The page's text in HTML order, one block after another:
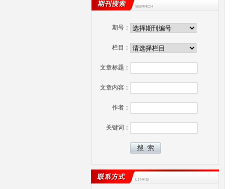
期号：
栏目：
文章标题：
文章内容：
作者：
关键词：